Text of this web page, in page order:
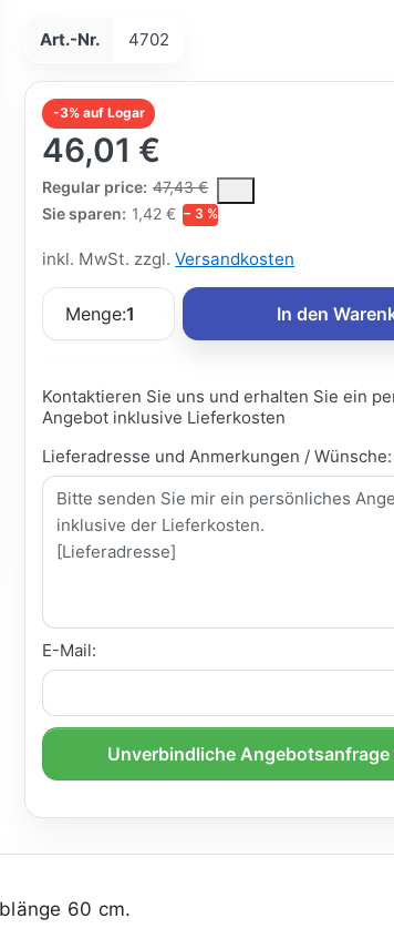
Art.-Nr. 4702
-3% auf Logar
46,01 €
Regular price: 47,43 €
The Regular Price is the median selling price
Sie sparen: 1,42 € − 3 %
inkl. MwSt. zzgl.Versandkosten
Menge:1 In den
Kontaktieren Sie uns und erhalten Sie ein
Angebot inklusive Lieferkosten
Lieferadresse und Anmerkungen / Wünsche:
E-Mail:
Unverbindliche Angebotsanfrage
60 cm.